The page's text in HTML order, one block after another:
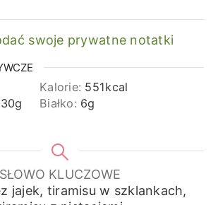
swoje prywatne notatki
Kalorie: 551kcal
30g Białko: 6g
SŁOWO KLUCZOWE
jajek, tiramisu w szklankach,